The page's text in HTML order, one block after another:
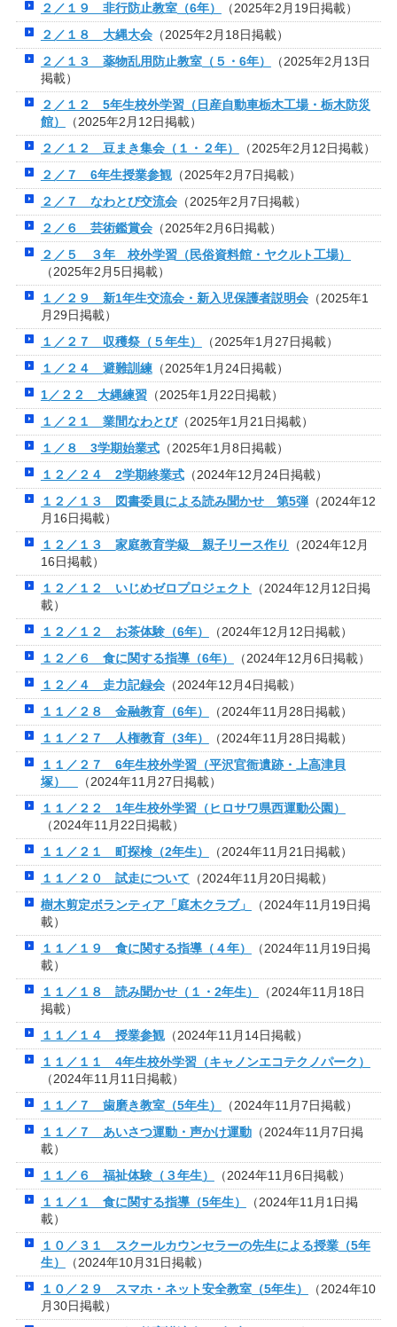
２／１９ 非行防止教室（6年）
（2025年2月19日掲載）
２／１８ 大縄大会（2025年2月18日掲載）
２／１３ 薬物乱用防止教室（５・6年）
（2025年2月13日
掲載）
２／１２ 5年生校外学習（日産自動車栃木工場・栃木防災
館）
（2025年2月12日掲載）
２／１２ 豆まき集会（１・２年）
（2025年2月12日掲載）
２／７ 6年生授業参観（2025年2月7日掲載）
２／７ なわとび交流会（2025年2月7日掲載）
２／６ 芸術鑑賞会（2025年2月6日掲載）
２／５ ３年 校外学習（民俗資料館・ヤクルト工場）
（2025年2月5日掲載）
１／２９ 新1年生交流会・新入児保護者説明会（2025年1
月29日掲載）
１／２７ 収穫祭（５年生）
（2025年1月27日掲載）
１／２４ 避難訓練（2025年1月24日掲載）
1／２２ 大縄練習（2025年1月22日掲載）
１／２１ 業間なわとび（2025年1月21日掲載）
１／８ 3学期始業式（2025年1月8日掲載）
１２／２４ 2学期終業式（2024年12月24日掲載）
１２／１３ 図書委員による読み聞かせ 第5弾（2024年12
月16日掲載）
１２／１３ 家庭教育学級 親子リース作り
（2024年12月
16日掲載）
１２／１２ いじめゼロプロジェクト
（2024年12月12日掲
載）
１２／１２ お茶体験（6年）
（2024年12月12日掲載）
１２／６ 食に関する指導（6年）
（2024年12月6日掲載）
１２／４ 走力記録会（2024年12月4日掲載）
１１／２８ 金融教育（6年）
（2024年11月28日掲載）
１１／２７ 人権教育（3年）
（2024年11月28日掲載）
１１／２７ 6年生校外学習（平沢官衙遺跡・上高津貝
塚）
（2024年11月27日掲載）
１１／２２ 1年生校外学習（ヒロサワ県西運動公園）
（2024年11月22日掲載）
１１／２１ 町探検（2年生）
（2024年11月21日掲載）
１１／２０ 試走について （2024年11月20日掲載）
樹木剪定ボランティア「庭木クラブ」
（2024年11月19日掲
載）
１１／１９ 食に関する指導（４年）
（2024年11月19日掲
載）
１１／１８ 読み聞かせ（１・2年生）
（2024年11月18日
掲載）
１１／１４ 授業参観（2024年11月14日掲載）
１１／１１ 4年生校外学習（キャノンエコテクノパーク）
（2024年11月11日掲載）
１１／７ 歯磨き教室（5年生）
（2024年11月7日掲載）
１１／７ あいさつ運動・声かけ運動（2024年11月7日掲
載）
１１／６ 福祉体験（３年生）
（2024年11月6日掲載）
１１／１ 食に関する指導（5年生）
（2024年11月1日掲
載）
１０／３１ スクールカウンセラーの先生による授業（5年
生）
（2024年10月31日掲載）
１０／２９ スマホ・ネット安全教室（5年生）
（2024年10
月30日掲載）